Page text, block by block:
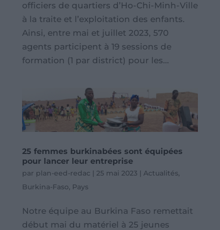
officiers de quartiers d’Ho-Chi-Minh-Ville
à la traite et l’exploitation des enfants.
Ainsi, entre mai et juillet 2023, 570
agents participent à 19 sessions de
formation (1 par district) pour les...
25 femmes burkinabées sont équipées
pour lancer leur entreprise
par plan-eed-redac | 25 mai 2023 | Actualités,
Burkina-Faso, Pays
Notre équipe au Burkina Faso remettait
début mai du matériel à 25 jeunes